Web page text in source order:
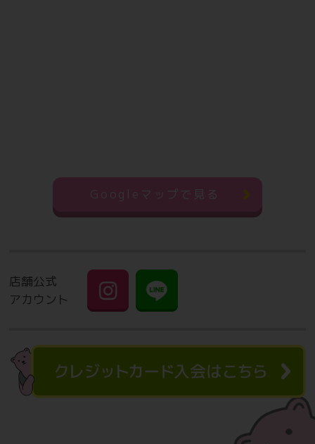
Googleマップで見る
店舗公式
アカウント